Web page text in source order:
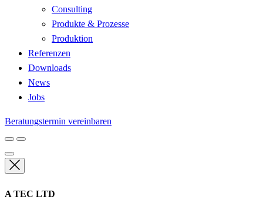
Consulting
Produkte & Prozesse
Produktion
Referenzen
Downloads
News
Jobs
Beratungstermin vereinbaren
A TEC LTD